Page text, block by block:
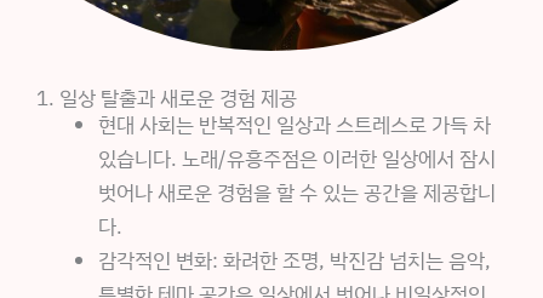
1. 일상 탈출과 새로운 경험 제공
현대 사회는 반복적인 일상과 스트레스로 가득 차
있습니다. 노래/유흥주점은 이러한 일상에서 잠시
벗어나 새로운 경험을 할 수 있는 공간을 제공합니
다.
감각적인 변화: 화려한 조명, 박진감 넘치는 음악,